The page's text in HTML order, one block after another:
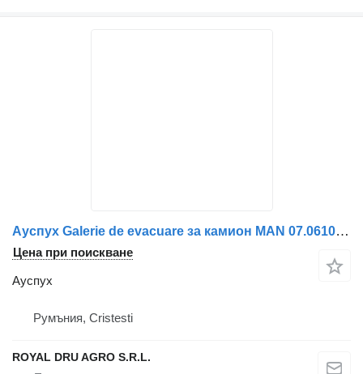
Ауспух Galerie de evacuare за камион MAN 07.06101-3665
Цена при поискване
Ауспух
Румъния, Cristesti
ROYAL DRU AGRO S.R.L.